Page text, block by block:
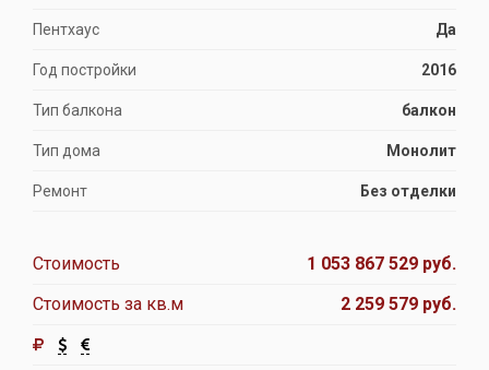
Пентхаус Да
Год постройки 2016
Тип балкона балкон
Тип дома Монолит
Ремонт Без отделки
Стоимость
1 053 867 529 руб.
Стоимость за кв.м
2 259 579 руб.